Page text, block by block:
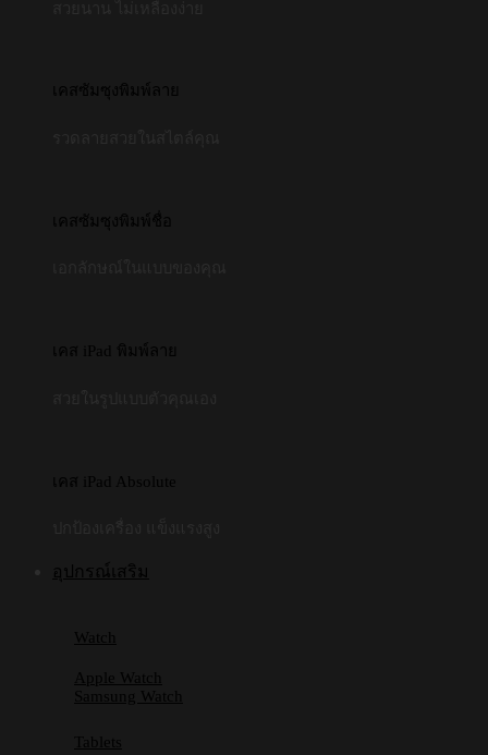
เคสซัมซุงพิมพ์ลาย
เคสซัมซุงพิมพ์ชื่อ
เคส iPad พิมพ์ลาย
เคส iPad Absolute
อุปกรณ์เสริม
Watch
Apple Watch
Samsung Watch
Tablets